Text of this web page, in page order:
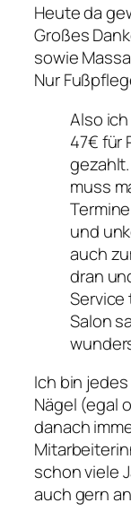
Heute da
Großes
sowie
Nur
Also
47€ für
muss
und
auch
dran
Salon
Ich bin
Nägel (egal
danach
schon viele
auch gern